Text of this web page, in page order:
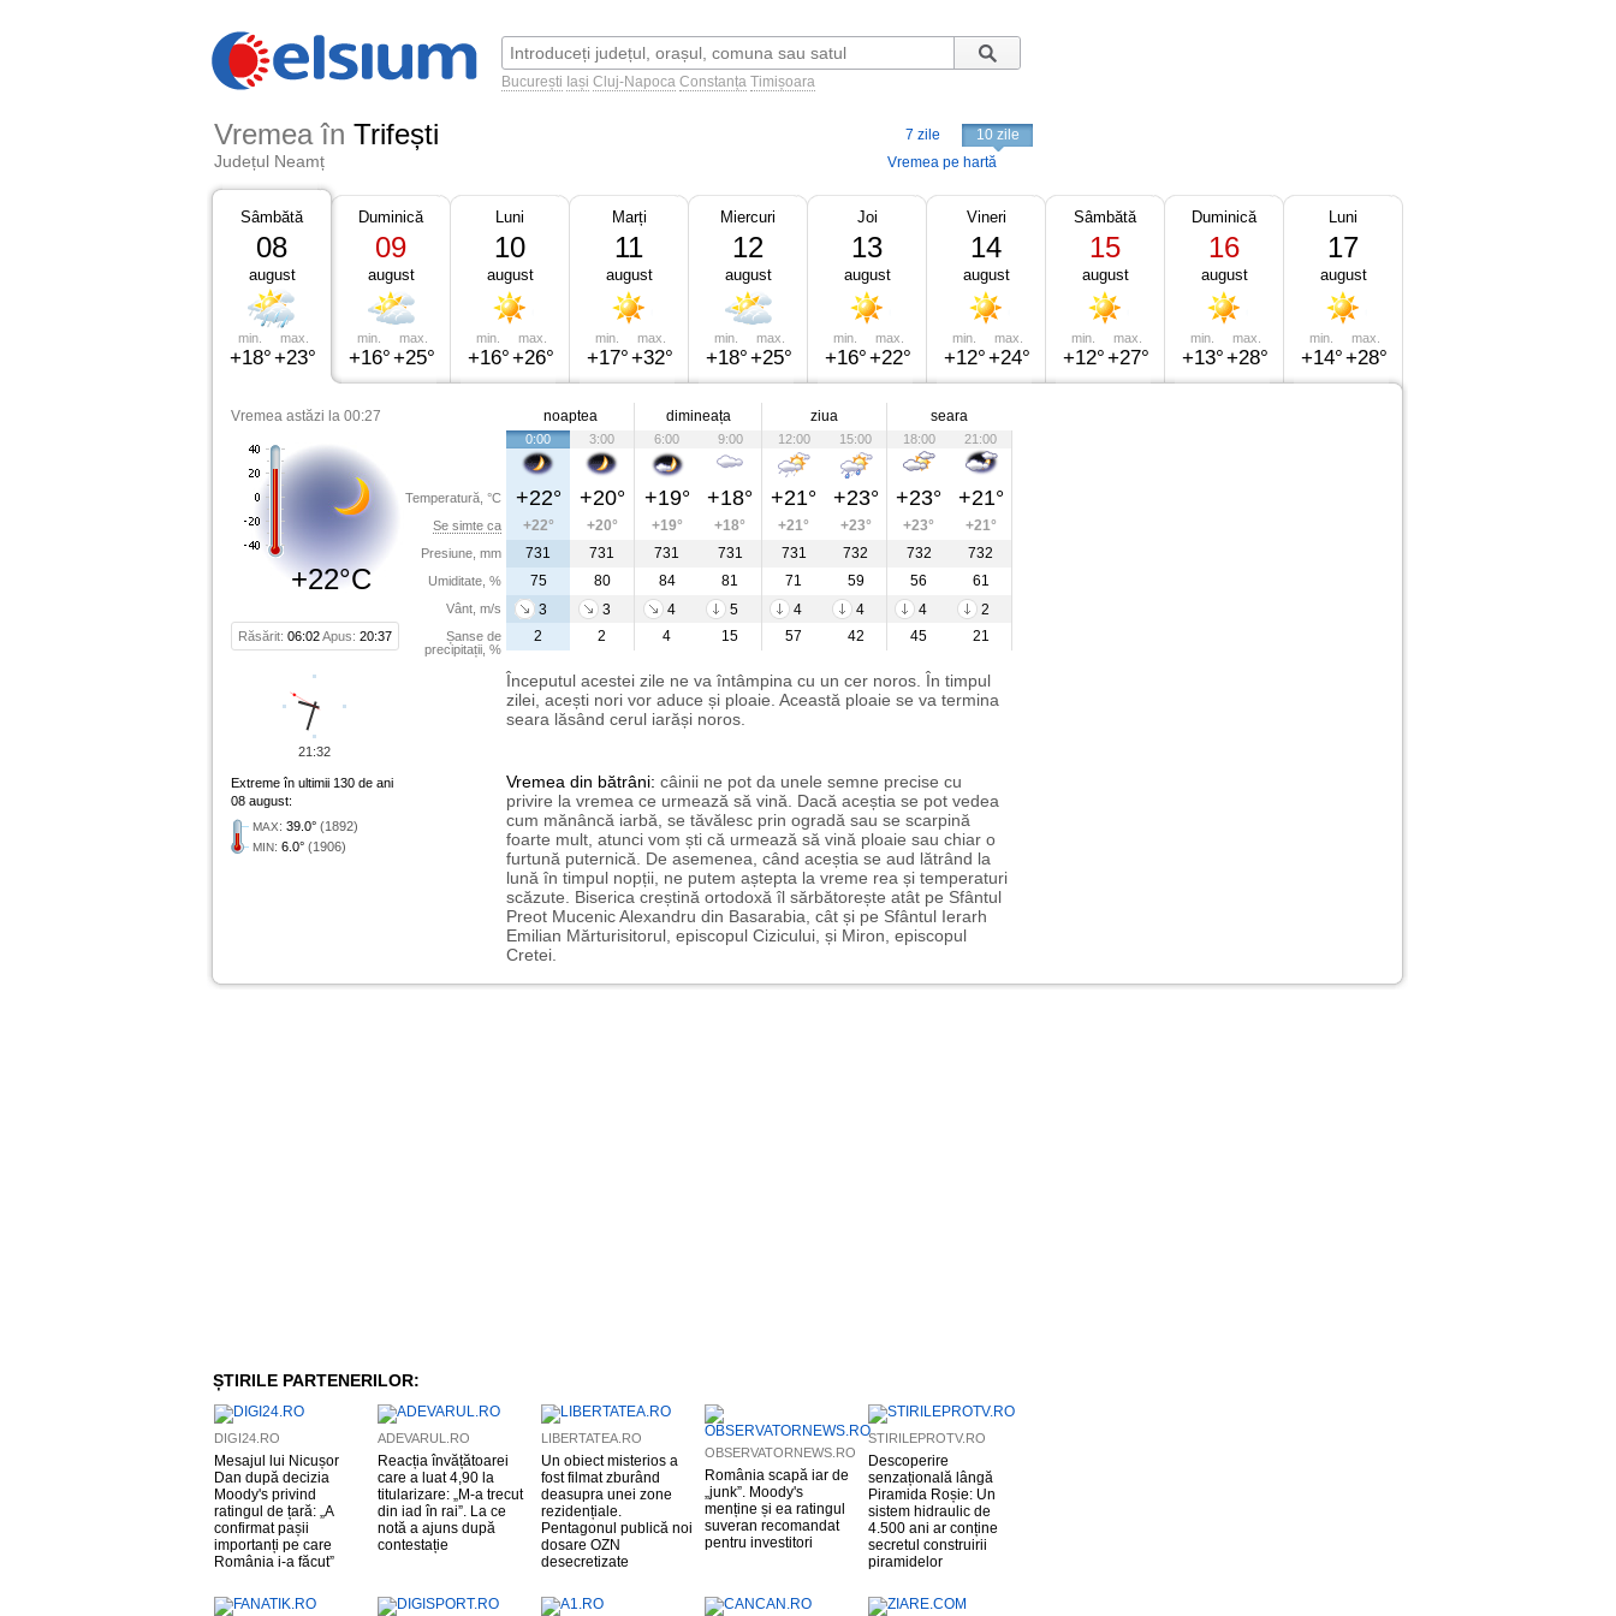
București Iași Cluj-Napoca Constanța Timișoara
Vremea în Trifești
Județul Neamț
7 zile
10 zile
Vremea pe hartă
Sâmbătă
08
august
min.
+18°
max.
+23°
Duminică
09
august
min.
+16°
max.
+25°
Luni
10
august
min.
+16°
max.
+26°
Marți
11
august
min.
+17°
max.
+32°
Miercuri
12
august
min.
+18°
max.
+25°
Joi
13
august
min.
+16°
max.
+22°
Vineri
14
august
min.
+12°
max.
+24°
Sâmbătă
15
august
min.
+12°
max.
+27°
Duminică
16
august
min.
+13°
max.
+28°
Luni
17
august
min.
+14°
max.
+28°
Vremea astăzi la 00:27
+22°C
Răsărit: 06:02Apus: 20:37
Temperatură, °C
Se simte ca
Presiune, mm
Umiditate, %
Vânt, m/s
Șanse de
precipitații, %
noaptea dimineața ziua seara
0:00 3:00 6:00 9:00 12:00 15:00 18:00 21:00
+22° +20° +19° +18° +21° +23° +23° +21°
+22° +20° +19° +18° +21° +23° +23°
+21°
731
731 731 731 731 732 732
732
75
80 84 81 71 59 56
61
3
3 4 5 4 4 4
2
2
2 4 15 57 42 45 21
Începutul acestei zile ne va întâmpina cu un cer noros. În timpul
zilei, acești nori vor aduce și ploaie. Această ploaie se va termina
seara lăsând cerul iarăși noros.
Extreme în ultimii 130 de ani
08 august:
MAX: 39.0° (1892)
MIN: 6.0° (1906)
Vremea din bătrâni: câinii ne pot da unele semne precise cu
privire la vremea ce urmează să vină. Dacă aceștia se pot vedea
cum mănâncă iarbă, se tăvălesc prin ogradă sau se scarpină
foarte mult, atunci vom ști că urmează să vină ploaie sau chiar o
furtună puternică. De asemenea, când aceștia se aud lătrând la
lună în timpul nopții, ne putem aștepta la vreme rea și temperaturi
scăzute. Biserica creștină ortodoxă îl sărbătorește atât pe Sfântul
Preot Mucenic Alexandru din Basarabia, cât și pe Sfântul Ierarh
Emilian Mărturisitorul, episcopul Cizicului, și Miron, episcopul
Cretei.
21:32
ȘTIRILE PARTENERILOR:
DIGI24.RO
Mesajul lui Nicușor
Dan după decizia
Moody's privind
ratingul de țară: „A
confirmat pașii
importanți pe care
România i-a făcut”
ADEVARUL.RO
Reacția învățătoarei
care a luat 4,90 la
titularizare: „M-a trecut
din iad în rai”. La ce
notă a ajuns după
contestație
LIBERTATEA.RO
Un obiect misterios a
fost filmat zburând
deasupra unei zone
rezidențiale.
Pentagonul publică noi
dosare OZN
desecretizate
OBSERVATORNEWS.RO
România scapă iar de
„junk”. Moody's
menține și ea ratingul
suveran recomandat
pentru investitori
STIRILEPROTV.RO
Descoperire
senzațională lângă
Piramida Roșie: Un
sistem hidraulic de
4.500 ani ar conține
secretul construirii
piramidelor